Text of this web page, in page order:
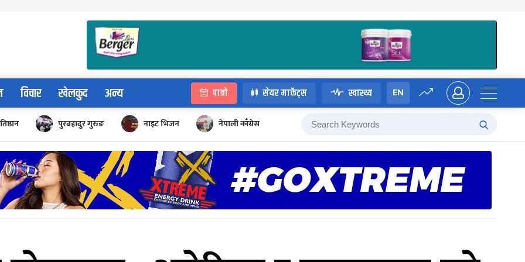
विचार खेलकुद अन्य पात्रो सेयर मार्केट्स स्वास्थ्य EN
पुरबहादुर गुरुङ नाइट भिजन नेपाली काँग्रेस